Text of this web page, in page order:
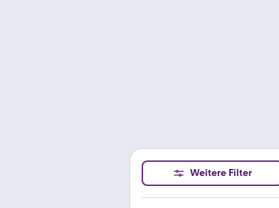
Weitere Filter